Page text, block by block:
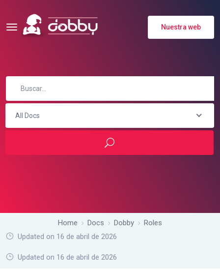
Nuestra web
All Docs
Home Docs Dobby
Roles
Updated on 16 de abril de 2026
Updated on 16 de abril de 2026